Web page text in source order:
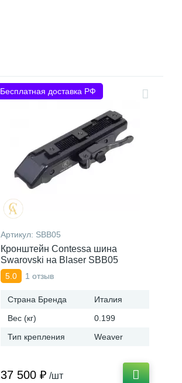
Бесплатная доставка РФ
Артикул: SBB05
Кронштейн Contessa шина
Swarovski на Blaser SBB05
5.0 1 отзыв
Страна Бренда
Италия
Вес (кг)
0.199
Тип крепления
Weaver
37 500 ₽ /шт